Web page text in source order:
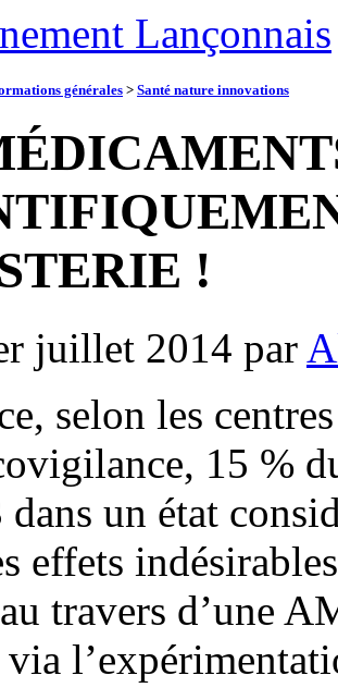
Lançonnais
générales > Santé nature innovations
!
juillet 2014 par
selon les
15 %
un état
effets
travers d’une